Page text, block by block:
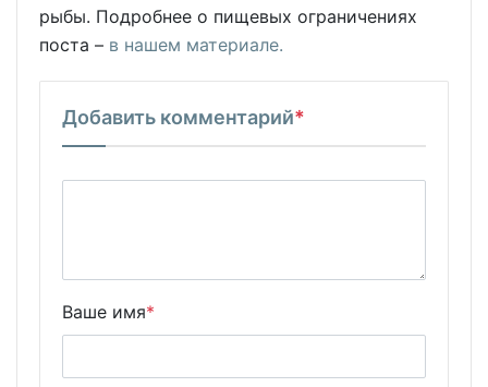
рыбы. Подробнее о пищевых ограничениях
поста – в нашем материале.
Добавить комментарий*
Ваше имя*